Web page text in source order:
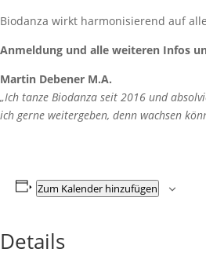
Biodanza wirkt harmonisierend auf
Anmeldung und alle weiteren Infos
Martin Debener M.A.
„Ich tanze Biodanza seit 2016 und
ich gerne weitergeben, denn wachsen
Zum Kalender hinzufügen
Details